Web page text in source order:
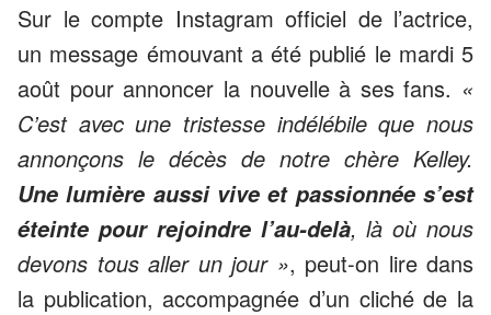
Sur le compte Instagram officiel de l’actrice,
un message émouvant a été publié le mardi 5
août pour annoncer la nouvelle à ses fans. «
C’est avec une tristesse indélébile que nous
annonçons le décès de notre chère Kelley.
Une lumière aussi vive et passionnée s’est
éteinte pour rejoindre l’au-delà, là où nous
devons tous aller un jour », peut-on lire dans
la publication, accompagnée d’un cliché de la